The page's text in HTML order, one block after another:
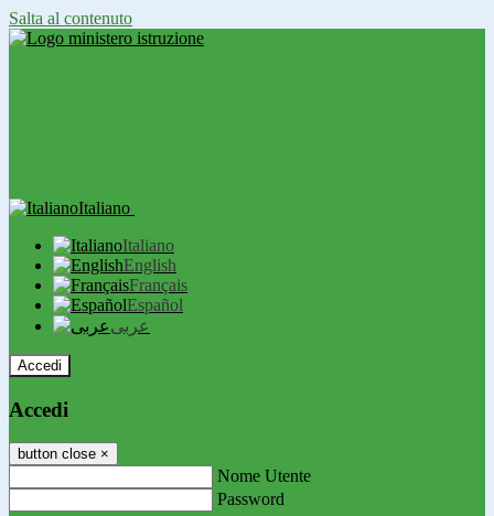
Salta al contenuto
Italiano
Italiano
English
Français
Español
عربى
Accedi
Accedi
button close ×
Nome Utente
Password